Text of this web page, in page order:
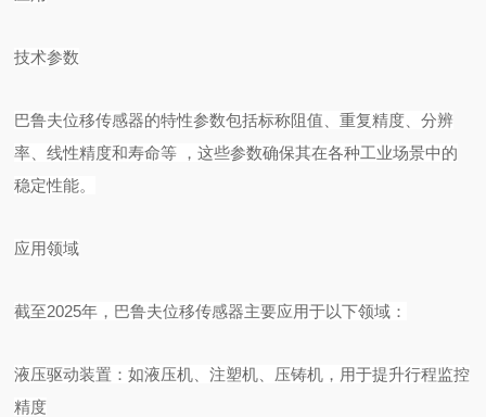
技术参数
巴鲁夫位移传感器的特性参数包括标称阻值、重复精度、分辨
率、线性精度和寿命等 ，这些参数确保其在各种工业场景中的
稳定性能。
应用领域
截至2025年，巴鲁夫位移传感器主要应用于以下领域：
液压驱动装置：如液压机 、注塑机 压铸机 ，用于提升行程监控
精度